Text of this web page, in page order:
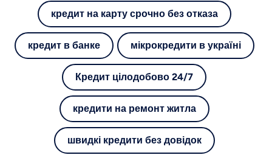
кредит на карту срочно без отказа
кредит в банке мікрокредити в україні
Кредит цілодобово 24/7
кредити на ремонт житла
швидкі кредити без довідок